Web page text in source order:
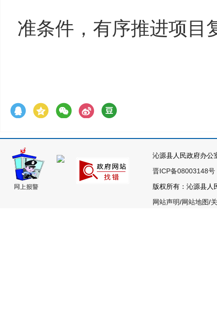
准条件，有序推进项目
沁源县人民政府办
晋ICP备08003148号
版权所有：沁源县
网站声明/网站地图/